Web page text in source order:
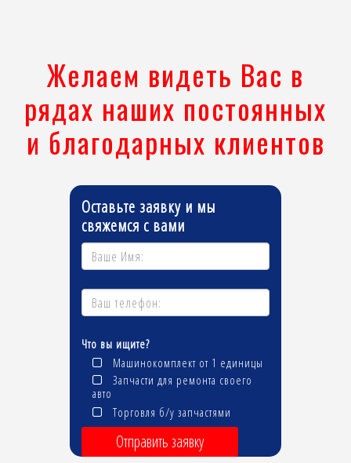
Желаем видеть Вас в
рядах наших постоянных
и благодарных клиентов
Оставьте заявку и мы
свяжемся с вами
Что вы ищите?
Машинокомплект от 1 единицы
Запчасти для ремонта своего
авто
Торговля б/у запчастями
Отправить заявку